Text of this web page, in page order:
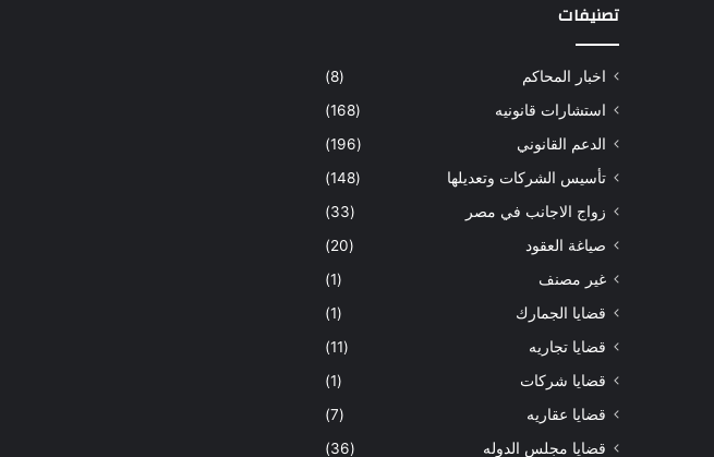
تصنيفات
اخبار المحاكم
(8)
استشارات قانونيه
(168)
الدعم القانوني
(196)
تأسيس الشركات وتعديلها
(148)
زواج الاجانب في مصر
(33)
صياغة العقود
(20)
غير مصنف
(1)
قضايا الجمارك
(1)
قضايا تجاريه
(11)
قضايا شركات
(1)
قضايا عقاريه
(7)
قضايا مجلس الدوله
(36)